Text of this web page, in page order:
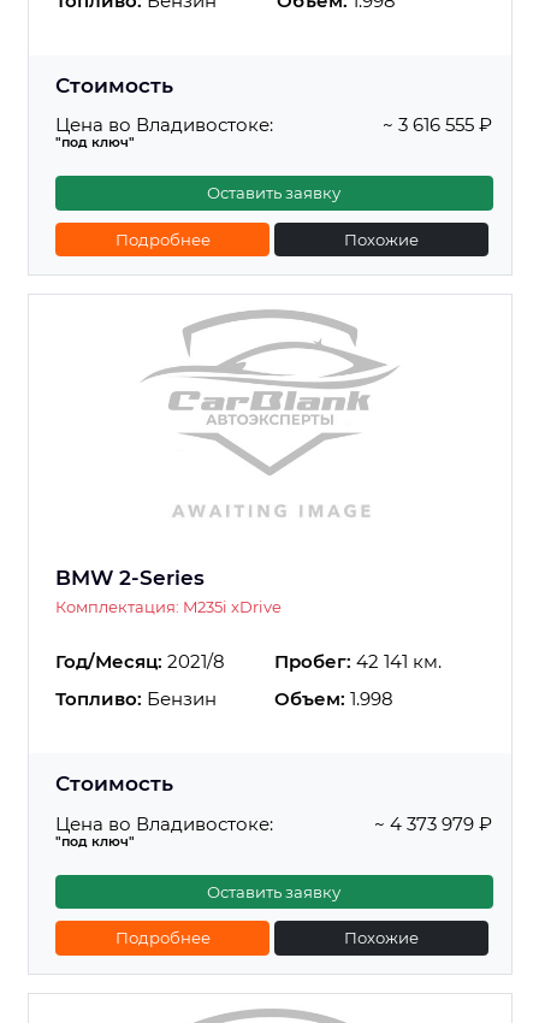
Стоимость
Цена во Владивостоке:
"под ключ"
~ 3 616 555 ₽
Оставить заявку
Подробнее Похожие
BMW 2-Series
Комплектация: M235i xDrive
Год/Месяц: 2021/8 Пробег: 42 141 км.
Топливо: Бензин Объем: 1.998
Стоимость
Цена во Владивостоке:
"под ключ"
~ 4 373 979 ₽
Оставить заявку
Подробнее Похожие